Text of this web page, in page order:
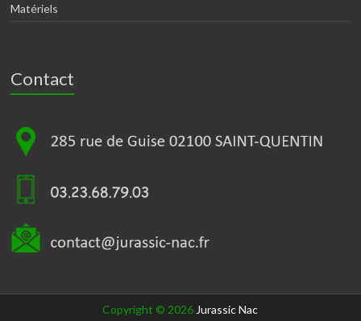
Matériels
Contact
Copyright © 2026 Jurassic Nac